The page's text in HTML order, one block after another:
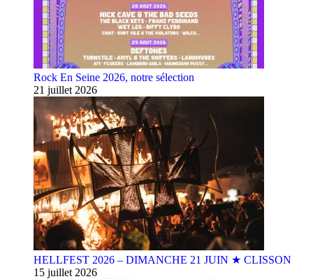
Rock En Seine 2026, notre sélection
21 juillet 2026
HELLFEST 2026 – DIMANCHE 21 JUIN ★ CLISSON
15 juillet 2026